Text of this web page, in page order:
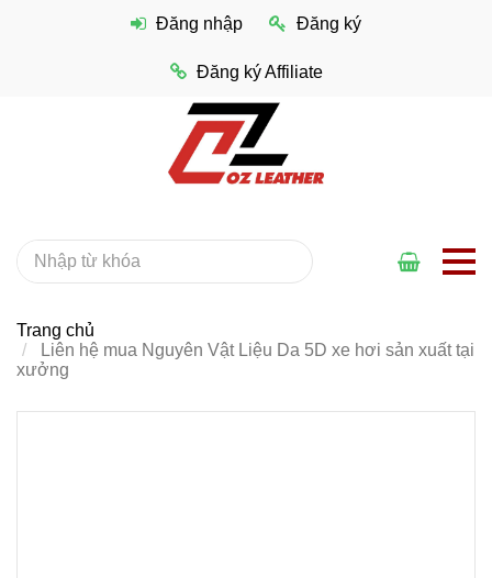
Đăng nhập Đăng ký
Đăng ký Affiliate
Trang chủ
Liên hệ mua Nguyên Vật Liệu Da 5D xe hơi sản xuất tại
xưởng